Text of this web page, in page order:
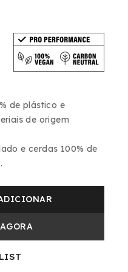
de plástico e
de origem
e cerdas 100% de